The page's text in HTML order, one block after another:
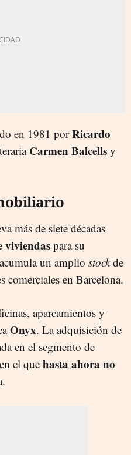
en 1981 porRicardo
Carmen Balcells y
más de siete décadas
viviendas para su
un amplio stockde
comerciales en Barcelona.
aparcamientos y
Onyx. La adquisición de
en el segmento de
el que hasta ahora no